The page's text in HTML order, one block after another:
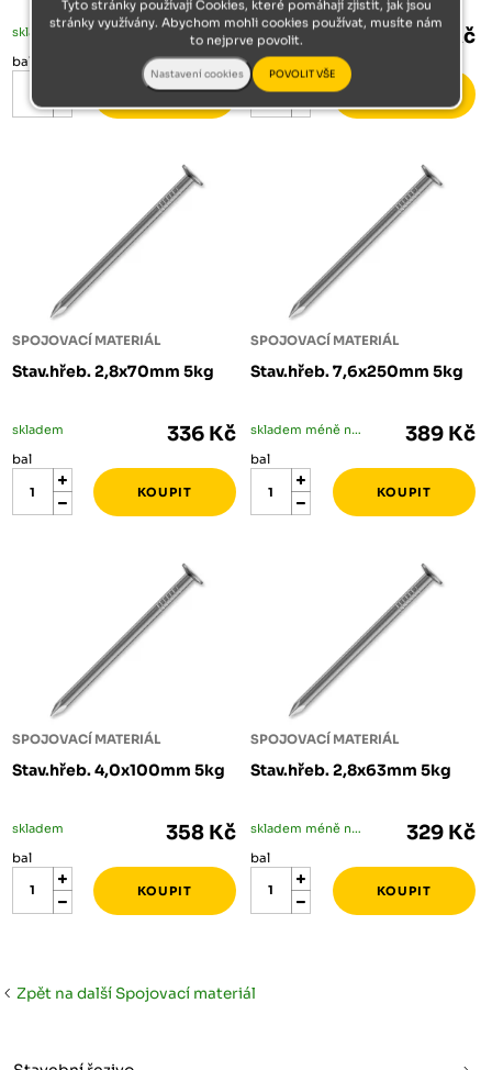
skladem méně než 5 bal 349 Kč
bal
skladem 345 Kč
bal
SPOJOVACÍ MATERIÁL
Stav.hřeb. 2,8x70mm 5kg
skladem 336 Kč
bal
SPOJOVACÍ MATERIÁL
Stav.hřeb. 7,6x250mm 5kg
skladem méně než 5 bal 389 Kč
bal
SPOJOVACÍ MATERIÁL
Stav.hřeb. 4,0x100mm 5kg
skladem 358 Kč
bal
SPOJOVACÍ MATERIÁL
Stav.hřeb. 2,8x63mm 5kg
skladem méně než 5 bal 329 Kč
bal
Zpět na další Spojovací materiál
Tyto stránky používají Cookies, které pomáhají zjistit, jak jsou
stránky využívány. Abychom mohli cookies používat, musíte nám
to nejprve povolit.